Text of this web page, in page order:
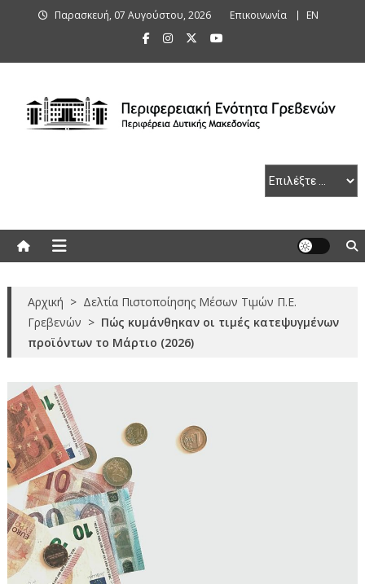
Παρασκευή, 07 Αυγούστου, 2026 Επικοινωνία ΕΝ
Αρχική > Δελτία Πιστοποίησης Μέσων Τιμών Π.Ε.
Γρεβενών > Πώς κυμάνθηκαν οι τιμές κατεψυγμένων
προϊόντων το Μάρτιο (2026)